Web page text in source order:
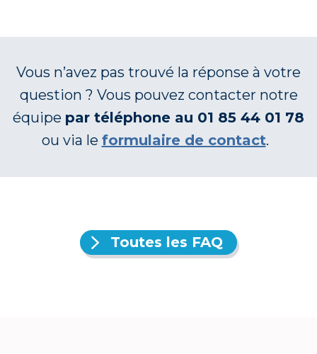
Vous n’avez pas trouvé la réponse à votre
question ? Vous pouvez contacter notre
équipe par téléphone au 01 85 44 01 78
ou via le formulaire de contact.
Toutes les FAQ